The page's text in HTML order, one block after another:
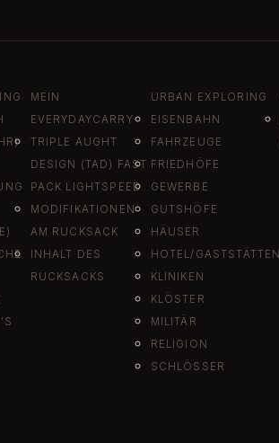
MEIN
EVERYDAYCARRY
TRIPLE AUGHT
DESIGN (TAD) FAST
PACK LIGHTSPEED
MODIFIKATIONEN
AM RUCKSACK
INHALT DES
RUCKSACKS
URBAN EXPLORING
EISENBAHN
FAHRZEUGE
FRIEDHÖFE
GEWERBE
GUTSHÖFE
HÄUSER
HOTEL/GASTSTÄTTEN
KLINIKEN
KLÖSTER
MILITÄR
RELIGION
SCHLÖSSER